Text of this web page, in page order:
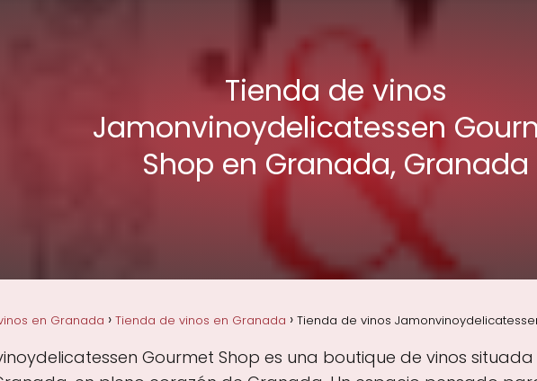
Tienda de vinos
Jamonvinoydelicatessen
Shop en Granada, Granada
en Granada Tienda de vinos en Granada Tienda de vinos
Gourmet Shop es una boutique de vinos